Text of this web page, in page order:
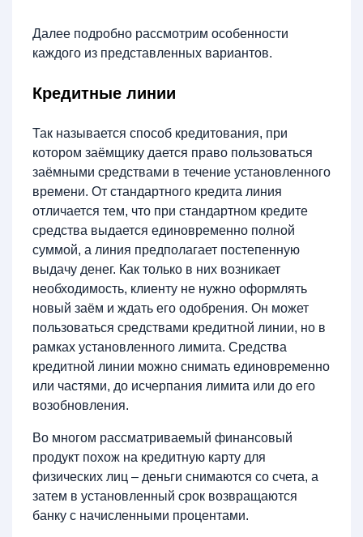
Далее подробно рассмотрим особенности
каждого из представленных вариантов.
Кредитные линии
Так называется способ кредитования, при
котором заёмщику дается право пользоваться
заёмными средствами в течение установленного
времени. От стандартного кредита линия
отличается тем, что при стандартном кредите
средства выдается единовременно полной
суммой, а линия предполагает постепенную
выдачу денег. Как только в них возникает
необходимость, клиенту не нужно оформлять
новый заём и ждать его одобрения. Он может
пользоваться средствами кредитной линии, но в
рамках установленного лимита. Средства
кредитной линии можно снимать единовременно
или частями, до исчерпания лимита или до его
возобновления.
Во многом рассматриваемый финансовый
продукт похож на кредитную карту для
физических лиц – деньги снимаются со счета, а
затем в установленный срок возвращаются
банку с начисленными процентами.